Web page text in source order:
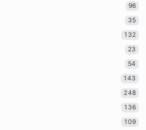
96
35
132
23
54
143
248
136
109